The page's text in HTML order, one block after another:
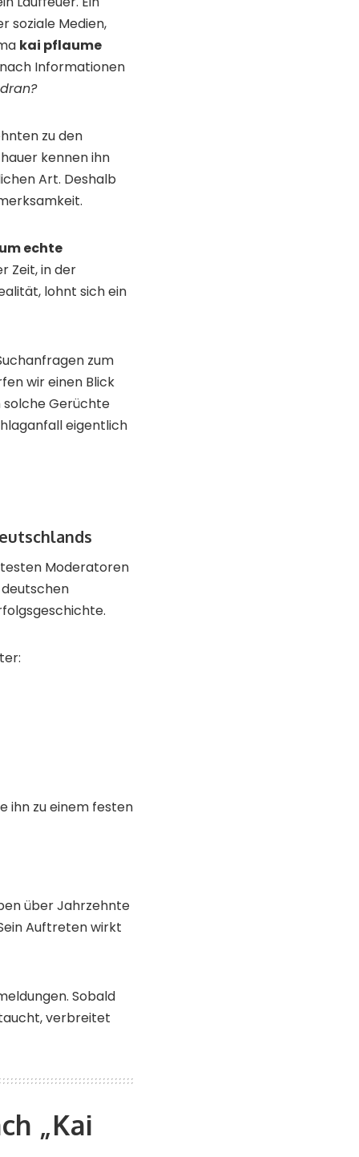
soziale Medien,
kai pflaume
Informationen
zu den
kennen ihn
Art. Deshalb
echte
Zeit, in der
lohnt sich ein
zum
wir einen Blick
solche Gerüchte
eigentlich
Moderatoren
ihn zu einem festen
über Jahrzehnte
Auftreten wirkt
Sobald
verbreitet
„Kai